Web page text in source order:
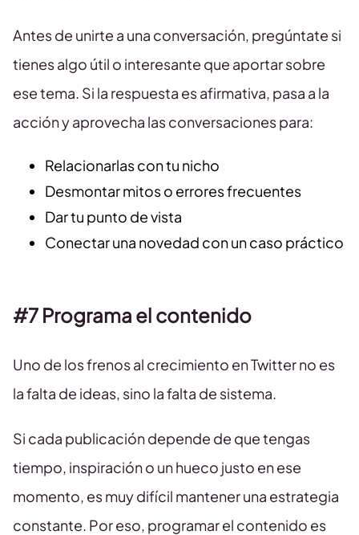
Antes de unirte a una conversación, pregúntate si
tienes algo útil o interesante que aportar sobre
ese tema. Si la respuesta es afirmativa, pasa a la
acción y aprovecha las conversaciones para:
Relacionarlas con tu nicho
Desmontar mitos o errores frecuentes
Dar tu punto de vista
Conectar una novedad con un caso práctico
#7 Programa el contenido
Uno de los frenos al crecimiento en Twitter no es
la falta de ideas, sino la falta de sistema.
Si cada publicación depende de que tengas
tiempo, inspiración o un hueco justo en ese
momento, es muy difícil mantener una estrategia
constante. Por eso, programar el contenido es